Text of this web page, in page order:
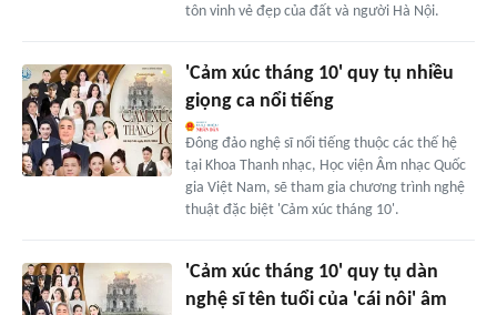
tôn vinh vẻ đẹp của đất và người Hà Nội.
'Cảm xúc tháng 10' quy tụ nhiều
giọng ca nổi tiếng
Đông đảo nghệ sĩ nổi tiếng thuộc các thế hệ
tại Khoa Thanh nhạc, Học viện Âm nhạc Quốc
gia Việt Nam, sẽ tham gia chương trình nghệ
thuật đặc biệt 'Cảm xúc tháng 10'.
'Cảm xúc tháng 10' quy tụ dàn
nghệ sĩ tên tuổi của 'cái nôi' âm